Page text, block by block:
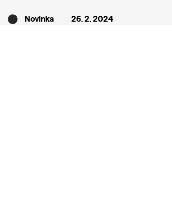
Novinka 26. 2. 2024